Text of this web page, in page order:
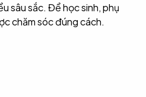
sâu sắc. Để học sinh, phụ
chăm sóc đúng cách.